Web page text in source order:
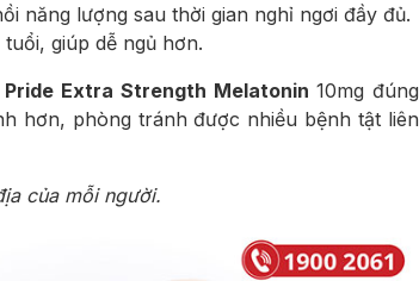
năng lượng sau thời gian nghỉ ngơi đầy đủ.
giúp dễ ngủ hơn.
Pride Extra Strength Melatonin 10mg đúng
hơn, phòng tránh được nhiều bệnh tật liên
của mỗi người.